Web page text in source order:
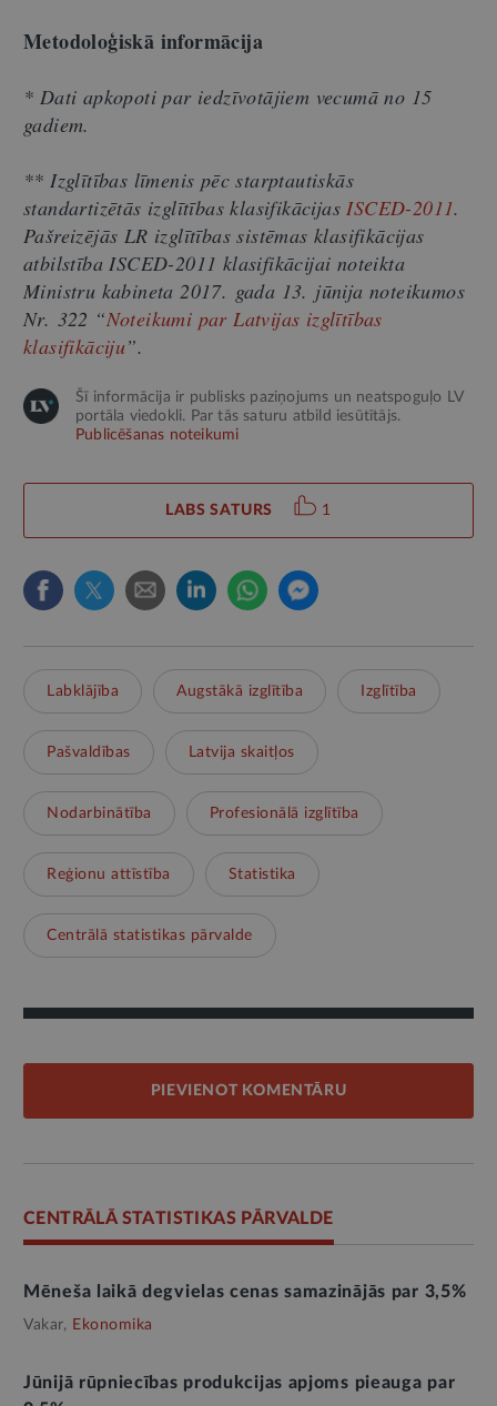
Metodoloģiskā informācija
* Dati apkopoti par iedzīvotājiem vecumā no 15
gadiem.
** Izglītības līmenis pēc starptautiskās
standartizētās izglītības klasifikācijasISCED-2011.
Pašreizējās LR izglītības sistēmas klasifikācijas
atbilstība ISCED-2011 klasifikācijai noteikta
Ministru kabineta 2017. gada 13. jūnija noteikumos
Nr. 322 “Noteikumi par Latvijas izglītības
klasifikāciju”.
Šī informācija ir publisks paziņojums un neatspoguļo LV
portāla viedokli. Par tās saturu atbild iesūtītājs.
Publicēšanas noteikumi
LABS SATURS 1
Labklājība Augstākā izglītība Izglītība
Pašvaldības Latvija skaitļos
Nodarbinātība Profesionālā izglītība
Reģionu attīstība Statistika
Centrālā statistikas pārvalde
PIEVIENOT KOMENTĀRU
CENTRĀLĀ STATISTIKAS PĀRVALDE
Mēneša laikā degvielas cenas samazinājās par 3,5%
Vakar, Ekonomika
Jūnijā rūpniecības produkcijas apjoms pieauga par